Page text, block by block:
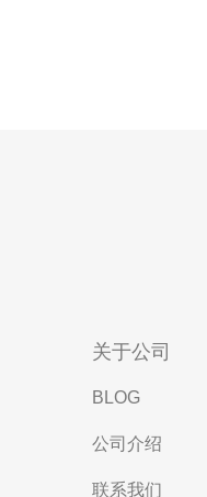
关于公司
BLOG
公司介绍
联系我们